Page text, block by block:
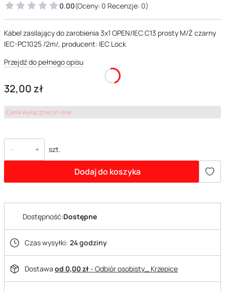
0.00(Oceny: 0 Recenzje: 0)
Kabel zasilający do zarobienia 3x1 OPEN/IEC C13 prosty M/Ż czarny
IEC-PC1025 /2m/, producent: IEC Lock
Przejdź do pełnego opisu
Cena
32,00 zł
Cena wyłącznie on-line
szt.
Dodaj do koszyka
Dostępność:Dostępne
Czas wysyłki: 24 godziny
Dostawa od 0,00 zł- Odbiór osobisty_ Krzepice